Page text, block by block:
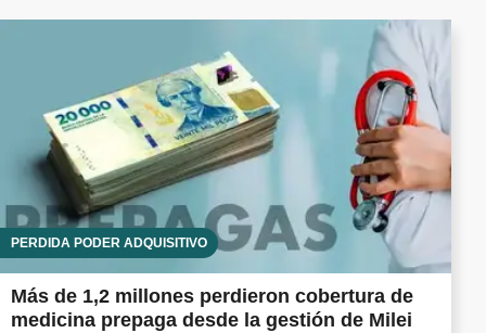
PÉRDIDA PODER ADQUISITIVO
Más de 1,2 millones perdieron cobertura de
medicina prepaga desde la gestión de Milei